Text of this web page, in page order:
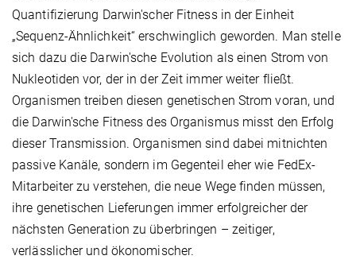
Quantifizierung Darwin'scher Fitness in der Einheit
„Sequenz-Ähnlichkeit“ erschwinglich geworden. Man stelle
sich dazu die Darwin'sche Evolution als einen Strom von
Nukleotiden vor, der in der Zeit immer weiter fließt.
Organismen treiben diesen genetischen Strom voran, und
die Darwin'sche Fitness des Organismus misst den Erfolg
dieser Transmission. Organismen sind dabei mitnichten
passive Kanäle, sondern im Gegenteil eher wie FedEx-
Mitarbeiter zu verstehen, die neue Wege finden müssen,
ihre genetischen Lieferungen immer erfolgreicher der
nächsten Generation zu überbringen – zeitiger,
verlässlicher und ökonomischer.